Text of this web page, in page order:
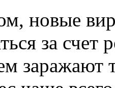
новые
за счет